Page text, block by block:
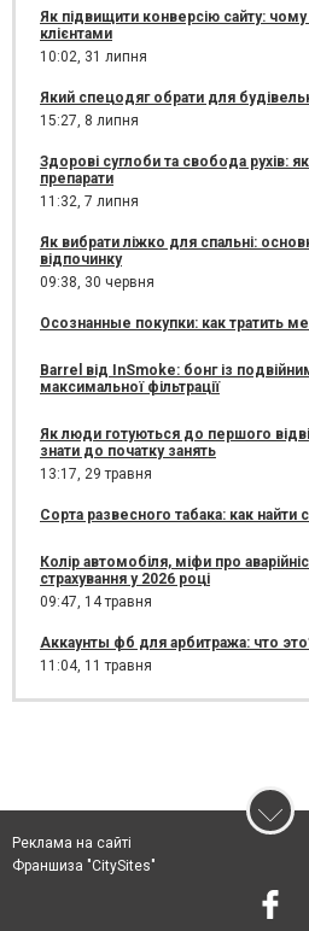
Як підвищити конверсію сайту: чому
клієнтами
10:02, 31 липня
Який спецодяг обрати для
15:27, 8 липня
Здорові суглоби та свобода рухів:
препарати
11:32, 7 липня
Як вибрати ліжко для спальні:
відпочинку
09:38, 30 червня
Осознанные покупки: как тратить
Barrel від InSmoke: бонг із
максимальної фільтрації
Як люди готуються до першого
знати до початку занять
13:17, 29 травня
Сорта развесного табака: как найти
Колір автомобіля, міфи про
страхування у 2026 році
09:47, 14 травня
Аккаунты фб для арбитража: что
11:04, 11 травня
Реклама на сайті
Франшиза "CitySites"